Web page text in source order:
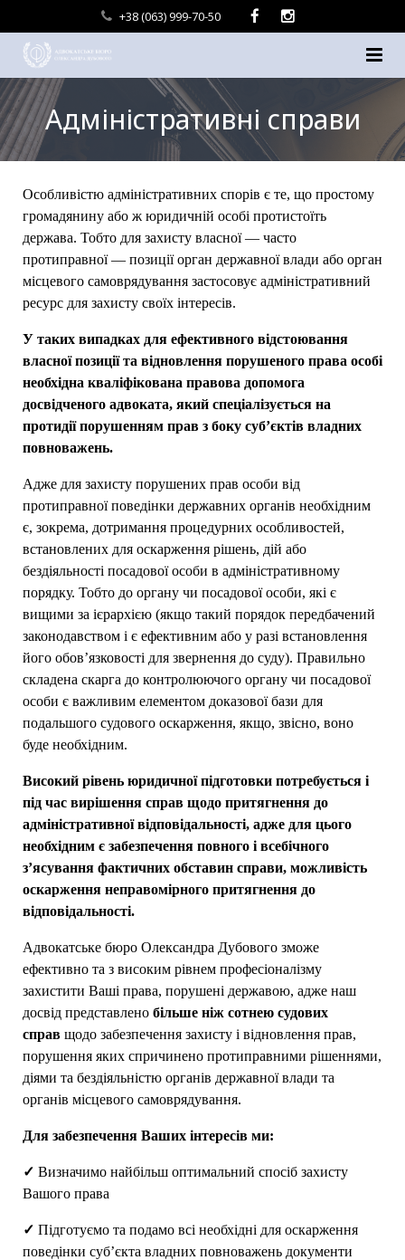
+38 (063) 999-70-50
Головна
Про нас
Контакти
Адміністративні справи
Особливістю адміністративних спорів є те, що простому
громадянину або ж юридичній особі протистоїть
держава. Тобто для захисту власної — часто
протиправної — позиції орган державної влади або орган
місцевого самоврядування застосовує адміністративний
ресурс для захисту своїх інтересів.
У таких випадках для ефективного відстоювання
власної позиції та відновлення порушеного права особі
необхідна кваліфікована правова допомога
досвідченого адвоката, який спеціалізується на
протидії порушенням прав з боку суб’єктів владних
повноважень.
Адже для захисту порушених прав особи від
протиправної поведінки державних органів необхідним
є, зокрема, дотримання процедурних особливостей,
встановлених для оскарження рішень, дій або
бездіяльності посадової особи в адміністративному
порядку. Тобто до органу чи посадової особи, які є
вищими за ієрархією (якщо такий порядок передбачений
законодавством і є ефективним або у разі встановлення
його обов’язковості для звернення до суду). Правильно
складена скарга до контролюючого органу чи посадової
особи є важливим елементом доказової бази для
подальшого судового оскарження, якщо, звісно, воно
буде необхідним.
Високий рівень юридичної підготовки потребується і
під час вирішення справ щодо притягнення до
адміністративної відповідальності, адже для цього
необхідним є забезпечення повного і всебічного
з’ясування фактичних обставин справи, можливість
оскарження неправомірного притягнення до
відповідальності.
Адвокатське бюро Олександра Дубового зможе
ефективно та з високим рівнем професіоналізму
захистити Ваші права, порушені державою, адже наш
досвід представлено більше ніж сотнею судових
справ щодо забезпечення захисту і відновлення прав,
порушення яких спричинено протиправними рішеннями,
діями та бездіяльністю органів державної влади та
органів місцевого самоврядування.
Для забезпечення Ваших інтересів ми:
✓ Визначимо найбільш оптимальний спосіб захисту
Вашого права
✓ Підготуємо та подамо всі необхідні для оскарження
поведінки суб’єкта владних повноважень документи